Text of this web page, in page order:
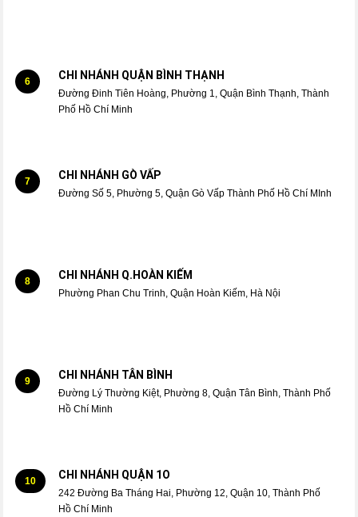
6 CHI NHÁNH QUẬN BÌNH THẠNH
Đường Đinh Tiên Hoàng, Phường 1, Quận Bình Thạnh, Thành
Phố Hồ Chí Minh
7 CHI NHÁNH GÒ VẤP
Đường Số 5, Phường 5, Quận Gò Vấp Thành Phố Hồ Chí MInh
8 CHI NHÁNH Q.HOÀN KIẾM
Phường Phan Chu Trinh, Quận Hoàn Kiếm, Hà Nội
9 CHI NHÁNH TÂN BÌNH
Đường Lý Thường Kiệt, Phường 8, Quận Tân Bình, Thành Phố
Hồ Chí Minh
10 CHI NHÁNH QUẬN 1O
242 Đường Ba Tháng Hai, Phường 12, Quận 10, Thành Phố
Hồ Chí Minh